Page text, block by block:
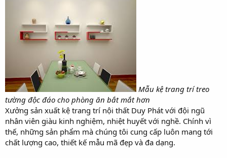
Mẫu kệ trang trí treo
tường độc đáo cho phòng ăn bắt mắt hơn
Xưởng sản xuất kệ trang trí nội thất Duy Phát với đội ngũ
nhân viên giàu kinh nghiệm, nhiệt huyết với nghề. Chính vì
thế, những sản phẩm mà chúng tôi cung cấp luôn mang tới
chất lượng cao, thiết kế mẫu mã đẹp và đa dạng.